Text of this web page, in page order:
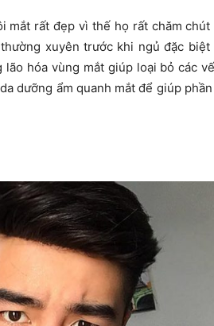
mắt rất đẹp vì thế họ rất chăm chút
xuyên trước khi ngủ đặc biệt
hóa vùng mắt giúp loại bỏ các
dưỡng ẩm quanh mắt để giúp